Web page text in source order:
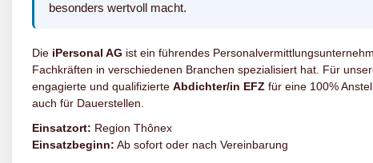
besonders wertvoll macht.
Die iPersonal AG ist ein führendes
Fachkräften in verschiedenen Branchen spezialisiert hat. Für
engagierte und qualifizierte Abdichter/in EFZ für eine 100%
auch für Dauerstellen.
Einsatzort: Region Thônex
Einsatzbeginn: Ab sofort oder nach Vereinbarung